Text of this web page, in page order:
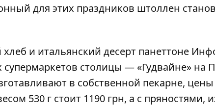
для этих праздников штоллен
и итальянский десерт панеттоне
столицы — «Гудвайне» на
в собственной пекарне,
530 г стоит 1190 грн, а с